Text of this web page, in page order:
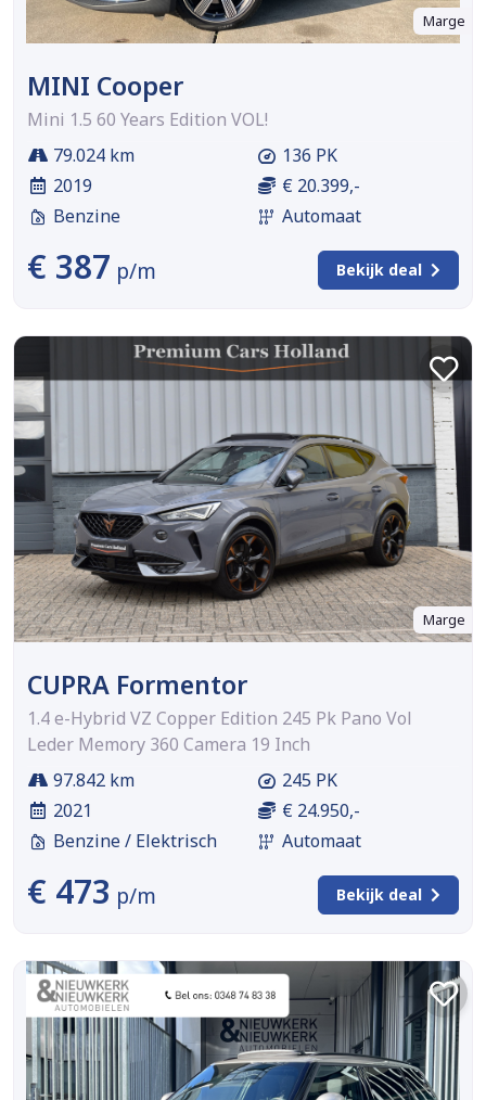
Marge
MINI Cooper
Mini 1.5 60 Years Edition VOL!
79.024 km
2019
Benzine
136 PK
€ 20.399,-
Automaat
€ 387 p/m Bekijk deal
Marge
CUPRA Formentor
1.4 e-Hybrid VZ Copper Edition 245 Pk Pano Vol
Leder Memory 360 Camera 19 Inch
97.842 km
2021
Benzine / Elektrisch
245 PK
€ 24.950,-
Automaat
€ 473 p/m Bekijk deal